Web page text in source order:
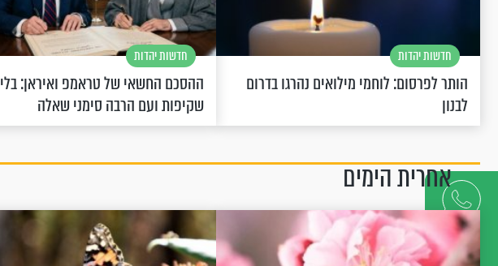
דברו
איתנו
חדשות יהדות
הותר לפרסום: לוחמי מילואים נהרגו בדרום
לבנון
חדשות יהדות
ההסכם החשאי של טראמפ ואיראן: בלי
שקיפות ועם הרבה סימני שאלה
אחרית הימים